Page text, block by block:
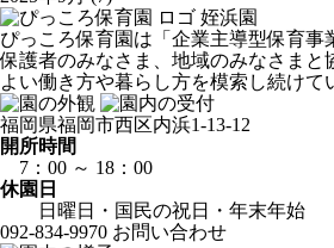
姪浜園
ぴっころ保育園は「企業主導型保育事
保護者のみなさま、地域のみなさまと
よい働き方や暮らし方を模索し続けて
福岡県福岡市西区内浜1-13-12
開所時間
7：00 ～ 18：00
休園日
日曜日・国民の祝日・年末年始
092-834-9970 お問い合わせ